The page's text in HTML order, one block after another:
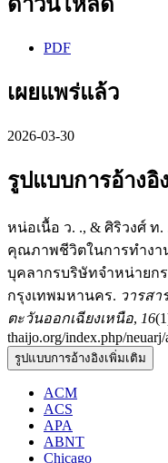
PDF
เผยแพร่แล้ว
2026-03-30
รูปแบบการอ้างอิง
หน่อเนื้อ ว. ., & ศิริวงศ์ ท
คุณภาพชีวิตในการทำงา
บุคลากรบริษัทจำหน่ายก
กรุงเทพมหานคร. วารสา
ตะวันออกเฉียงเหนือ, 16
thaijo.org/index.php/
รูปแบบการอ้างอิงเพิ่มเติม
ACM
ACS
APA
ABNT
Chicago